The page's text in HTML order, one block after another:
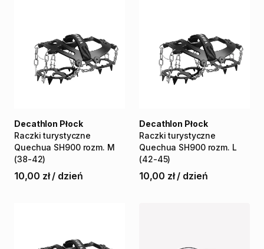
Raczki turystyczne
Quechua SH900 rozm. M
(38-42)
Decathlon Płock
10,00 zł / dzień
Raczki turystyczne
Quechua SH900 rozm. L
(42-45)
Decathlon Płock
10,00 zł / dzień